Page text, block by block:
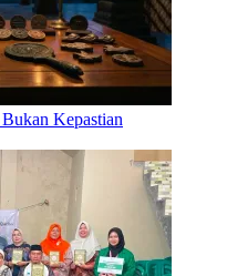
Kepastian